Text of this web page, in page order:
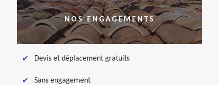
NOS ENGAGEMENTS
Devis et déplacement gratuits
Sans engagement